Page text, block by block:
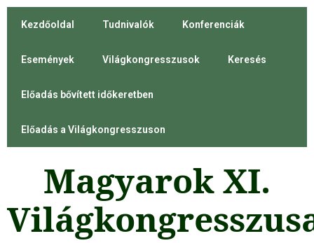
Kezdőoldal Tudnivalók Konferenciák
Események Világkongresszusok Keresés
Előadás bővített időkeretben
Előadás a Világkongresszuson
Magyarok XI.